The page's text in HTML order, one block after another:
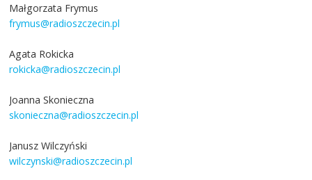
Małgorzata Frymus
frymus@radioszczecin.pl
Agata Rokicka
rokicka@radioszczecin.pl
Joanna Skonieczna
skonieczna@radioszczecin.pl
Janusz Wilczyński
wilczynski@radioszczecin.pl